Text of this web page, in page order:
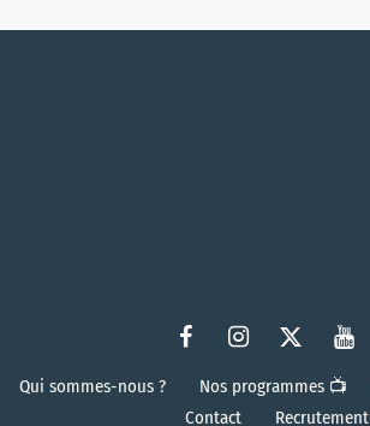
Qui sommes-nous ? Nos programmes 📺
Contact
Recrutement